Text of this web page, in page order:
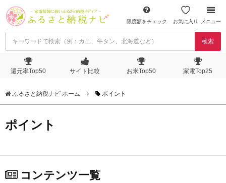
限度額をチェック お気に入り メニュー
検索
還元率Top50 サイト比較 お米Top50 家電Top25
ふるさと納税ナビ ホーム ポイント
ポイント
コンテンツ一覧